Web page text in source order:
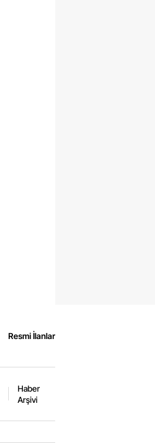
Resmi İlanlar
Haber
Arşivi